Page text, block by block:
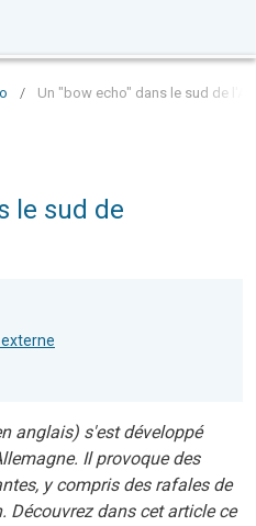
/ Un "bow echo" dans le sud de
le sud de
anglais) s'est développé
Il provoque des
y compris des rafales de
Découvrez dans cet article ce